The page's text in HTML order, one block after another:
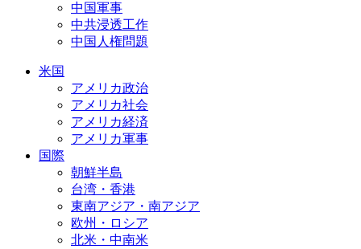
中国軍事
中共浸透工作
中国人権問題
米国
アメリカ政治
アメリカ社会
アメリカ経済
アメリカ軍事
国際
朝鮮半島
台湾・香港
東南アジア・南アジア
欧州・ロシア
北米・中南米